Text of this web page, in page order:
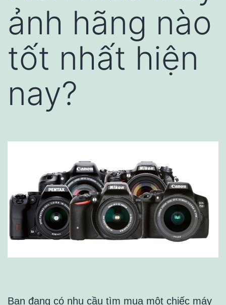
ảnh hãng nào
tốt nhất hiện
nay?
Bạn đang có nhu cầu tìm mua một chiếc máy